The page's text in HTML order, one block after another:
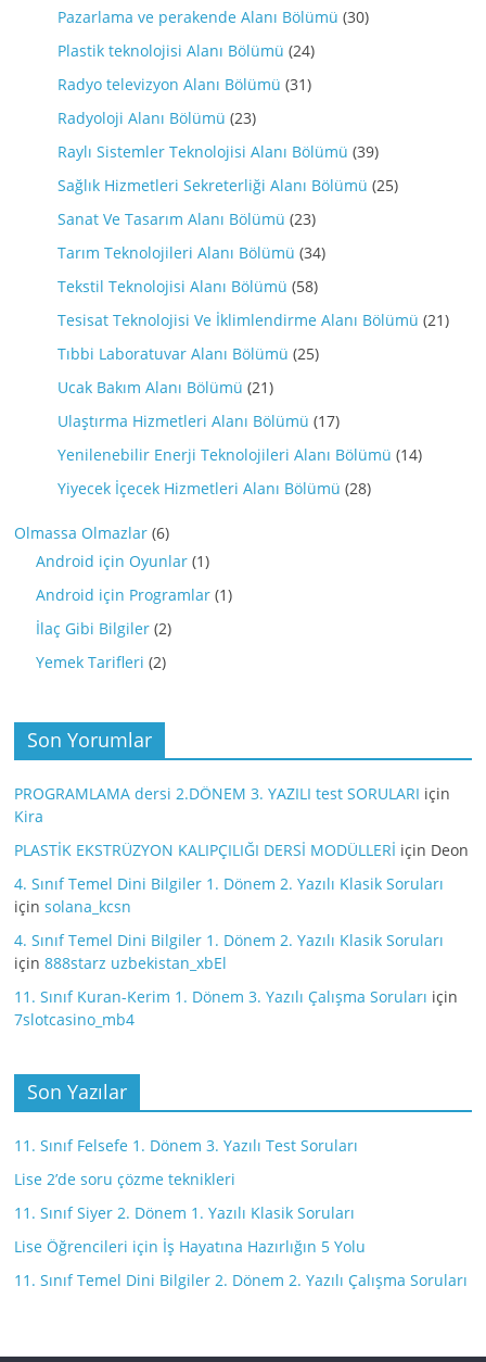
Pazarlama ve perakende Alanı Bölümü (30)
Plastik teknolojisi Alanı Bölümü (24)
Radyo televizyon Alanı Bölümü (31)
Radyoloji Alanı Bölümü (23)
Raylı Sistemler Teknolojisi Alanı Bölümü (39)
Sağlık Hizmetleri Sekreterliği Alanı Bölümü (25)
Sanat Ve Tasarım Alanı Bölümü (23)
Tarım Teknolojileri Alanı Bölümü (34)
Tekstil Teknolojisi Alanı Bölümü (58)
Tesisat Teknolojisi Ve İklimlendirme Alanı Bölümü (21)
Tıbbi Laboratuvar Alanı Bölümü (25)
Ucak Bakım Alanı Bölümü (21)
Ulaştırma Hizmetleri Alanı Bölümü (17)
Yenilenebilir Enerji Teknolojileri Alanı Bölümü (14)
Yiyecek İçecek Hizmetleri Alanı Bölümü (28)
Olmassa Olmazlar (6)
Android için Oyunlar (1)
Android için Programlar (1)
İlaç Gibi Bilgiler (2)
Yemek Tarifleri (2)
Son Yorumlar
PROGRAMLAMA dersi 2.DÖNEM 3. YAZILI test SORULARI için
Kira
PLASTİK EKSTRÜZYON KALIPÇILIĞI DERSİ MODÜLLERİ için Deon
4. Sınıf Temel Dini Bilgiler 1. Dönem 2. Yazılı Klasik Soruları
içinsolana_kcsn
4. Sınıf Temel Dini Bilgiler 1. Dönem 2. Yazılı Klasik Soruları
için888starz uzbekistan_xbEl
11. Sınıf Kuran-Kerim 1. Dönem 3. Yazılı Çalışma Soruları için
7slotcasino_mb4
Son Yazılar
11. Sınıf Felsefe 1. Dönem 3. Yazılı Test Soruları
Lise 2’de soru çözme teknikleri
11. Sınıf Siyer 2. Dönem 1. Yazılı Klasik Soruları
Lise Öğrencileri için İş Hayatına Hazırlığın 5 Yolu
11. Sınıf Temel Dini Bilgiler 2. Dönem 2. Yazılı Çalışma Soruları